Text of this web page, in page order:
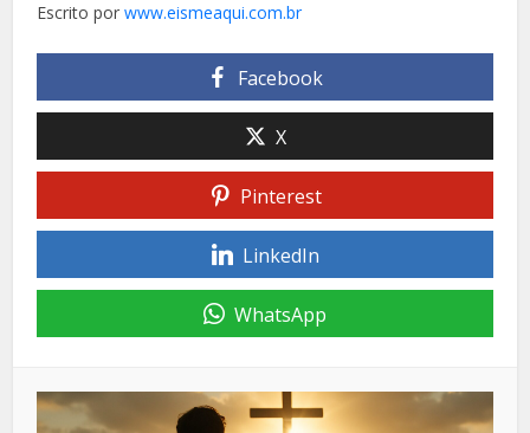
Escrito porwww.eismeaqui.com.br
Facebook
X
Pinterest
LinkedIn
WhatsApp